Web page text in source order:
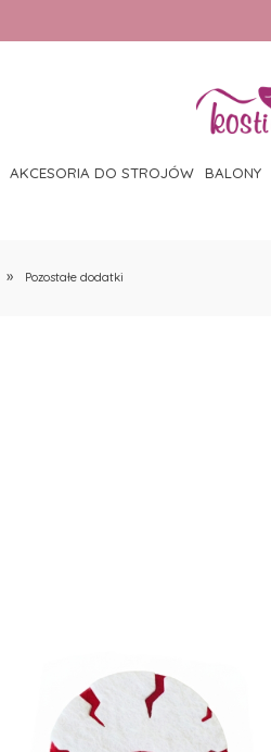
AKCESORIA DO STROJÓW BALONY
» Pozostałe dodatki